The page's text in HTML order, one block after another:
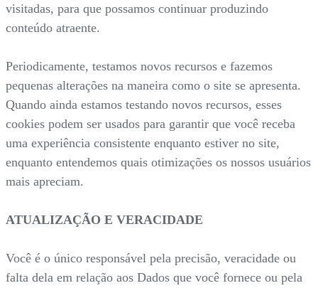
visitadas, para que possamos continuar produzindo
conteúdo atraente.
Periodicamente, testamos novos recursos e fazemos
pequenas alterações na maneira como o site se apresenta.
Quando ainda estamos testando novos recursos, esses
cookies podem ser usados para garantir que você receba
uma experiência consistente enquanto estiver no site,
enquanto entendemos quais otimizações os nossos usuários
mais apreciam.
ATUALIZAÇÃO E VERACIDADE
Você é o único responsável pela precisão, veracidade ou
falta dela em relação aos Dados que você fornece ou pela